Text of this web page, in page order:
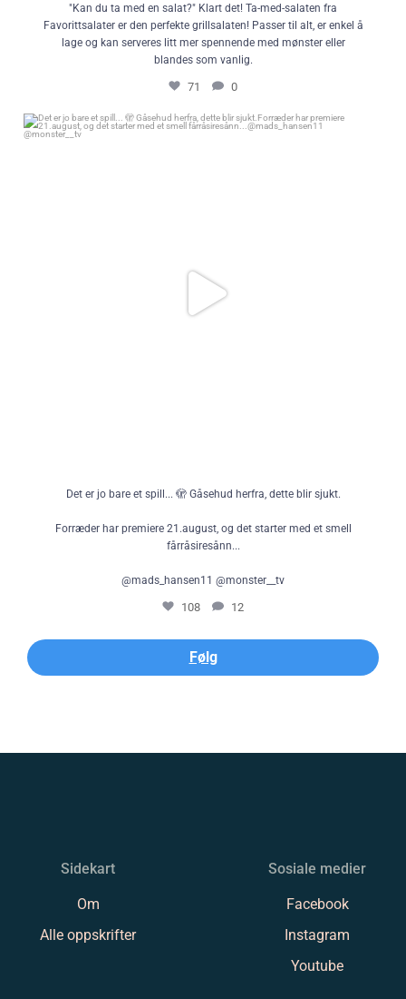
"Kan du ta med en salat?" Klart det! Ta-med-salaten fra
Favorittsalater er den perfekte grillsalaten! Passer til alt, er enkel å
lage og kan serveres litt mer spennende med mønster eller
blandes som vanlig.
71 0
Det er jo bare et spill... 🫣 Gåsehud herfra, dette blir sjukt.
Forræder har premiere 21.august, og det starter med et smell
Det er jo bare et spill... 🫣 Gåsehud herfra, dette blir sjukt.
Forræder har premiere 21.august, og det starter med et smell
fårråsiresånn...
@mads_hansen11 @monster__tv
108 12
Følg
Sidekart
Om
Alle oppskrifter
Sosiale medier
Facebook
Instagram
Youtube